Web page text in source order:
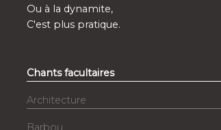
Ou à la dynamite,
C'est plus pratique.
Chants facultaires
Architecture
Barbou